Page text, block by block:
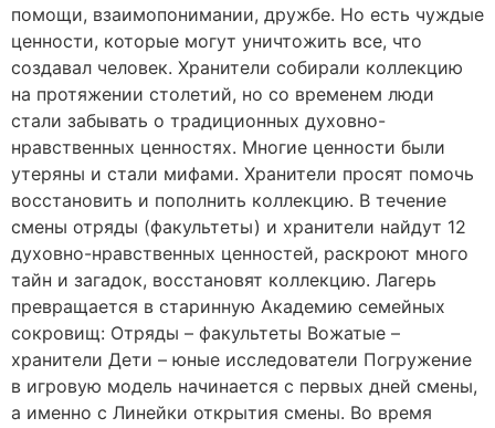
помощи, взаимопонимании, дружбе. Но есть чуждые
ценности, которые могут уничтожить все, что
создавал человек. Хранители собирали коллекцию
на протяжении столетий, но со временем люди
стали забывать о традиционных духовно-
нравственных ценностях. Многие ценности были
утеряны и стали мифами. Хранители просят помочь
восстановить и пополнить коллекцию. В течение
смены отряды (факультеты) и хранители найдут 12
духовно-нравственных ценностей, раскроют много
тайн и загадок, восстановят коллекцию. Лагерь
превращается в старинную Академию семейных
сокровищ: Отряды – факультеты Вожатые –
хранители Дети – юные исследователи Погружение
в игровую модель начинается с первых дней смены,
а именно с Линейки открытия смены. Во время